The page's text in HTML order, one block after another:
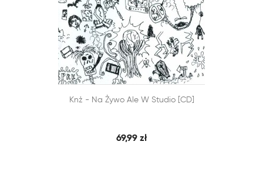
DODAJ DO KOSZYKA
SZYBKI PODGLĄD
Knż - Na Żywo Ale W Studio [CD]
69,99 zł